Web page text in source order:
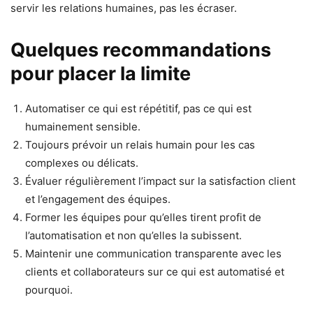
servir les relations humaines, pas les écraser.
Quelques recommandations
pour placer la limite
Automatiser ce qui est répétitif, pas ce qui est
humainement sensible.
Toujours prévoir un relais humain pour les cas
complexes ou délicats.
Évaluer régulièrement l’impact sur la satisfaction client
et l’engagement des équipes.
Former les équipes pour qu’elles tirent profit de
l’automatisation et non qu’elles la subissent.
Maintenir une communication transparente avec les
clients et collaborateurs sur ce qui est automatisé et
pourquoi.